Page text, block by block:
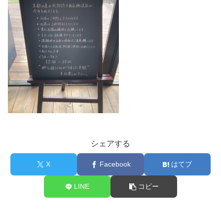
シェアする
X Facebook はてブ
LINE コピー